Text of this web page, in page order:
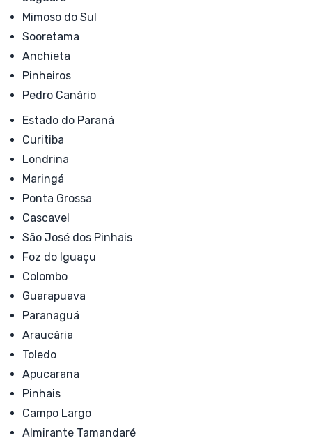
Mimoso do Sul
Sooretama
Anchieta
Pinheiros
Pedro Canário
Estado do Paraná
Curitiba
Londrina
Maringá
Ponta Grossa
Cascavel
São José dos Pinhais
Foz do Iguaçu
Colombo
Guarapuava
Paranaguá
Araucária
Toledo
Apucarana
Pinhais
Campo Largo
Almirante Tamandaré